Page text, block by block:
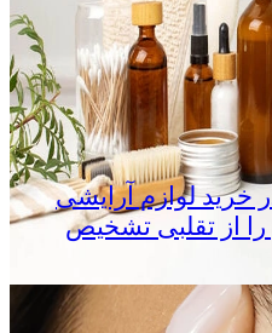
خرید لوازم آرایشی
از تقلبی تشخیص